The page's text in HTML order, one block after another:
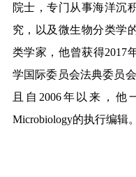
院士，专门从事海洋沉
究，以及微生物分类学
类学家，他曾获得2017
学国际委员会法典委员
且自2006年以来，他
Microbiology的执行编辑